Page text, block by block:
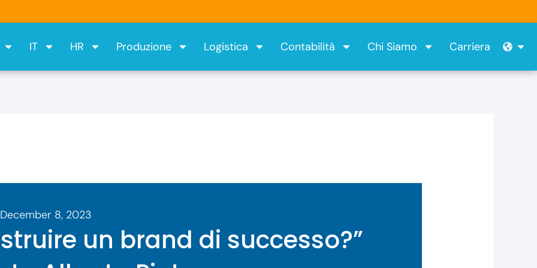
IT HR Produzione Logistica Contabilità Chi Siamo Carriera
December 8, 2023
un brand di successo?”